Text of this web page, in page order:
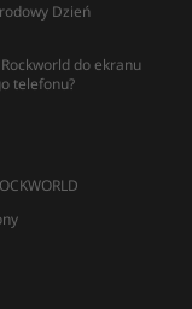
Dzień
Rockworld do ekranu
telefonu?